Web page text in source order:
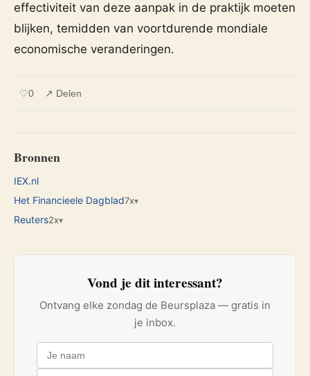
effectiviteit van deze aanpak in de praktijk moeten
blijken, temidden van voortdurende mondiale
economische veranderingen.
♡0 ↗ Delen
Bronnen
IEX.nl
Het Financieele Dagblad7x▾
Reuters2x▾
Vond je dit interessant?
Ontvang elke zondag de Beursplaza — gratis in
je inbox.